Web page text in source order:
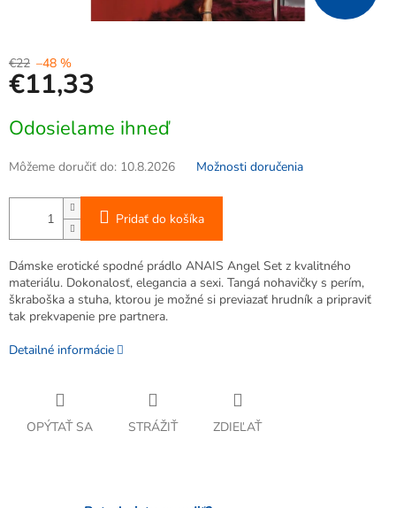
€22 –48 %
€11,33
cena:
Odosielame ihneď
Môžeme doručiť do: 10.8.2026 Možnosti doručenia
Pridať do košíka
Dámske erotické spodné prádlo ANAIS Angel Set z kvalitného
materiálu. Dokonalosť, elegancia a sexi. Tangá nohavičky s perím,
škraboška a stuha, ktorou je možné si previazať hrudník a pripraviť
tak prekvapenie pre partnera.
Detailné informácie
OPÝTAŤ SA STRÁŽIŤ ZDIEĽAŤ